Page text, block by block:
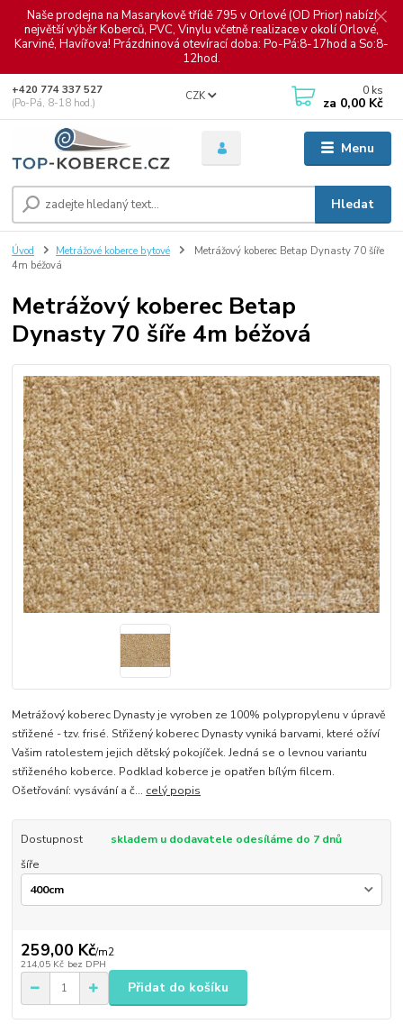
Naše prodejna na Masarykově třídě 795 v Orlové (OD Prior) nabízí
největší výběr Koberců, PVC, Vinylu včetně realizace v okolí Orlové,
Karviné, Havířova! Prázdninová otevírací doba: Po-Pá:8-17hod a So:8-
12hod.
Menu
CZK
Hledat
+420 774 337 527
(Po-Pá, 8-18 hod.)
0 ks
za 0,00 Kč
Úvod Metrážové koberce bytové
Metrážový koberec Betap Dynasty 70 šíře
4m béžová
Metrážový koberec Betap
Dynasty 70 šíře 4m béžová
Metrážový koberec Dynasty je vyroben ze 100% polypropylenu v úpravě
střižené - tzv. frisé. Střižený koberec Dynasty vyniká barvami, které ožíví
Vašim ratolestem jejich dětský pokojíček. Jedná se o levnou variantu
střiženého koberce. Podklad koberce je opatřen bílým filcem.
Ošetřování: vysávání a č... celý popis
Dostupnost
skladem u dodavatele odesíláme do 7 dnů
šíře
259,00 Kč/m2
214,05 Kč bez DPH
Přidat do košíku